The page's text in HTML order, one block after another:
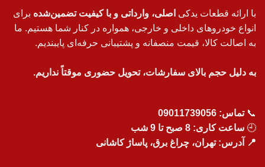
با ارائه قطعات یدکی اصلی، وارداتی و با کیفیت تضمین‌شده برای
انواع خودروهای داخلی و خارجی، همواره در کنار شما هستیم. ما
به اصالت کالا، قیمت منصفانه و پشتیبانی حرفه‌ای پایبندیم.
به دلیل حجم بالای سفارشات، تحویل حضوری موقتاً نداریم.
📞تماس: 09011739056
🕘 ساعت کاری: 8 صبح تا 9 شب
📍 آدرس: تهران، چراغ برق، پاساژ کاشانی